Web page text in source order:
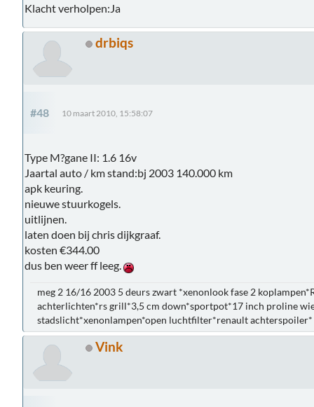
Klacht verholpen:Ja
drbiqs
#48 10 maart 2010, 15:58:07
Type M?gane II: 1.6 16v
Jaartal auto / km stand:bj 2003 140.000 km
apk keuring.
nieuwe stuurkogels.
uitlijnen.
laten doen bij chris dijkgraaf.
kosten €344.00
dus ben weer ff leeg.
meg 2 16/16 2003 5 deurs zwart *xenonlook fase 2
achterlichten*rs grill*3,5 cm down*sportpot*17 inch proline
stadslicht*xenonlampen*open luchtfilter*renault achterspoiler*
Vink